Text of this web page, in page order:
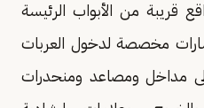
قريبة من الأبواب الرئيسة
مخصصة لدخول العربات
مداخل ومصاعد ومنحدرات